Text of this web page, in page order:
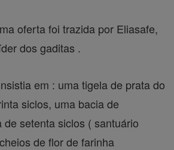
oferta foi trazida por Eliasafe,
dos gaditas .
em : uma tigela de prata do
siclos, uma bacia de
de setenta siclos ( santuário
de flor de farinha